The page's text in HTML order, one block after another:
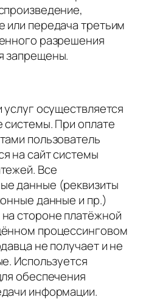
или передача третьим
разрешения
запрещены.
осуществляется
При оплате
пользователь
на сайт системы
Все
данные (реквизиты
данные и пр.)
стороне платёжной
процессинговом
не получает и не
Используется
обеспечения
информации.